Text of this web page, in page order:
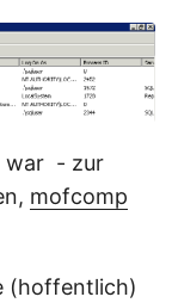
war - zur
mofcomp
(hoffentlich)